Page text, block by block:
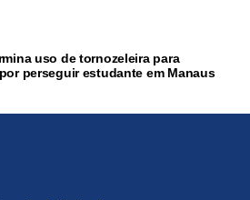
uso de tornozeleira para
perseguir estudante em Manaus